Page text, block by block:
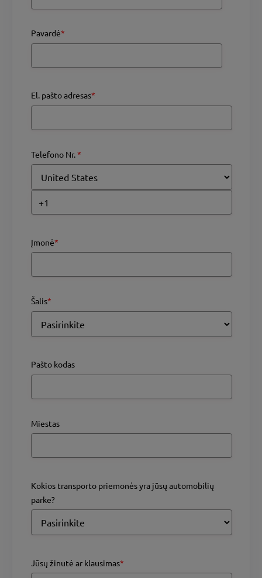
Pavardė*
El. pašto adresas*
Telefono Nr.*
Įmonė*
Šalis*
Pašto kodas
Miestas
Kokios transporto priemonės yra jūsų automobilių
parke?
Jūsų žinutė ar klausimas*